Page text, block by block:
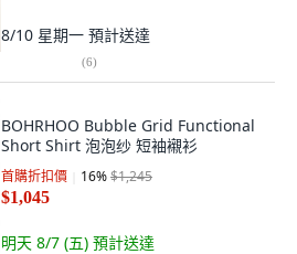
8/10 星期一 預計送達
(6)
BOHRHOO Bubble Grid Functional
Short Shirt 泡泡纱 短袖襯衫
首購折扣價 16%$1,245
$1,045
明天 8/7 (五) 預計送達